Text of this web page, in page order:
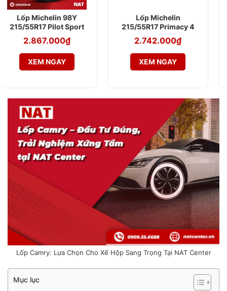
98Y
Sport
215/55R17 Primacy 4
215/55R17
Lốp Camry: Lựa Chọn Cho Xế Hộp Sang Trọng Tại NAT Center
Mục lục